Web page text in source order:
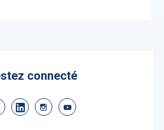
connecté